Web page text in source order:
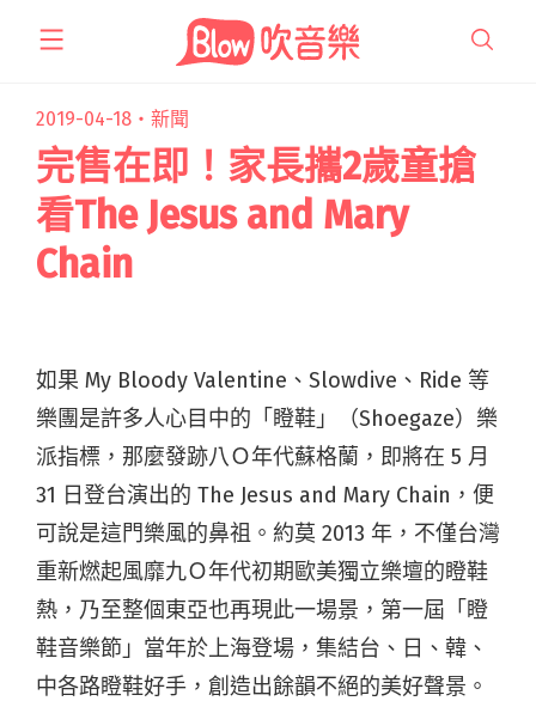
2019-04-18・ 新聞
完售在即！家長攜2歲童搶
看The Jesus and Mary
Chain
如果 My Bloody Valentine、Slowdive、Ride 等
樂團是許多人心目中的「瞪鞋」（Shoegaze）樂
派指標，那麼發跡八Ｏ年代蘇格蘭，即將在 5 月
31 日登台演出的 The Jesus and Mary Chain，便
可說是這門樂風的鼻祖。約莫 2013 年，不僅台灣
重新燃起風靡九Ｏ年代初期歐美獨立樂壇的瞪鞋
熱，乃至整個東亞也再現此一場景，第一屆「瞪
鞋音樂節」當年於上海登場，集結台、日、韓、
中各路瞪鞋好手，創造出餘韻不絕的美好聲景。